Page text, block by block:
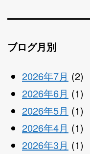
ブログ月別
2026年7月 (2)
2026年6月 (1)
2026年5月 (1)
2026年4月 (1)
2026年3月 (1)